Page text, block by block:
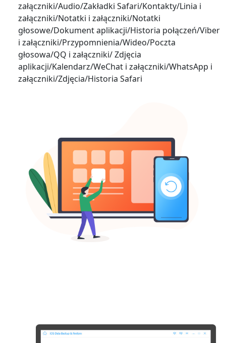
załączniki/Audio/Zakładki Safari/Kontakty/Linia i
załączniki/Notatki i załączniki/Notatki
głosowe/Dokument aplikacji/Historia połączeń/Viber
i załączniki/Przypomnienia/Wideo/Poczta
głosowa/QQ i załączniki/ Zdjęcia
aplikacji/Kalendarz/WeChat i załączniki/WhatsApp i
załączniki/Zdjęcia/Historia Safari